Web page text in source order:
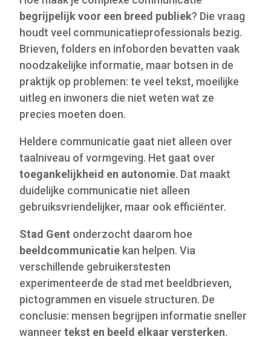
begrijpelijk voor een breed publiek? Die vraag
houdt veel communicatieprofessionals bezig.
Brieven, folders en infoborden bevatten vaak
noodzakelijke informatie, maar botsen in de
praktijk op problemen: te veel tekst, moeilijke
uitleg en inwoners die niet weten wat ze
precies moeten doen.
Heldere communicatie gaat niet alleen over
taalniveau of vormgeving. Het gaat over
toegankelijkheid en autonomie. Dat maakt
duidelijke communicatie niet alleen
gebruiksvriendelijker, maar ook efficiënter.
Stad Gent onderzocht daarom hoe
beeldcommunicatie kan helpen. Via
verschillende gebruikerstesten
experimenteerde de stad met beeldbrieven,
pictogrammen en visuele structuren. De
conclusie: mensen begrijpen informatie sneller
wanneer tekst en beeld elkaar versterken.